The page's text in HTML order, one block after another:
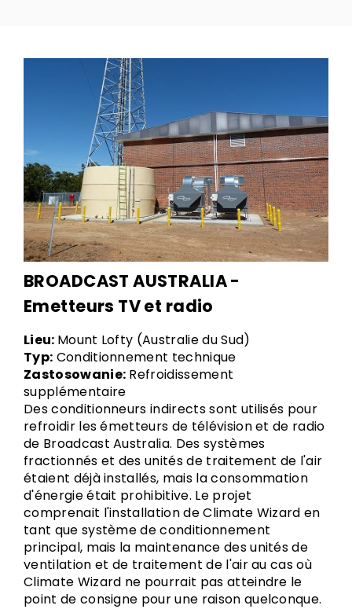
BROADCAST AUSTRALIA -
Emetteurs TV et radio
Lieu: Mount Lofty (Australie du Sud)
Typ: Conditionnement technique
Zastosowanie: Refroidissement
supplémentaire
Des conditionneurs indirects sont utilisés pour
refroidir les émetteurs de télévision et de radio
de Broadcast Australia. Des systèmes
fractionnés et des unités de traitement de l'air
étaient déjà installés, mais la consommation
d'énergie était prohibitive. Le projet
comprenait l'installation de Climate Wizard en
tant que système de conditionnement
principal, mais la maintenance des unités de
ventilation et de traitement de l'air au cas où
Climate Wizard ne pourrait pas atteindre le
point de consigne pour une raison quelconque.